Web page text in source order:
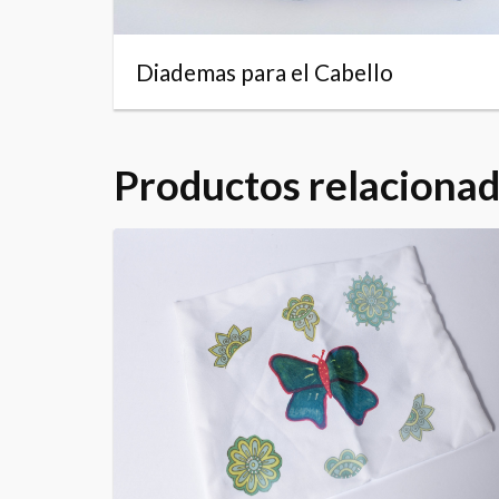
Diademas para el Cabello
Productos